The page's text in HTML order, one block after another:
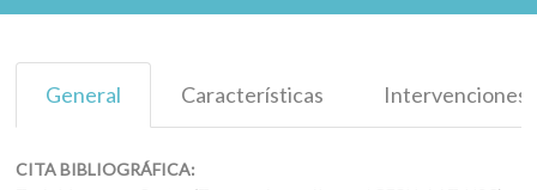
General Características Intervenciones
CITA BIBLIOGRÁFICA: